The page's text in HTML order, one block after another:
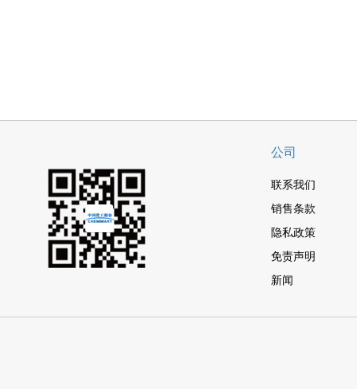
公司
联系我们
销售条款
隐私政策
免责声明
新闻